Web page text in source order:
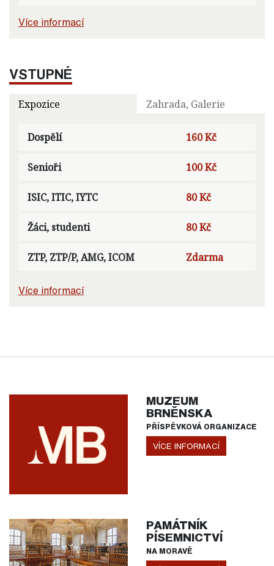
Více informací
VSTUPNÉ
Expozice Zahrada, Galerie
Dospělí 160 Kč
Senioři 100 Kč
ISIC, ITIC, IYTC 80 Kč
Žáci, studenti 80 Kč
ZTP, ZTP/P, AMG, ICOM Zdarma
Více informací
MUZEUM
BRNĚNSKA
PŘÍSPĚVKOVÁ ORGANIZACE
VÍCE INFORMACÍ
PAMÁTNÍK
PÍSEMNICTVÍ
NA MORAVĚ